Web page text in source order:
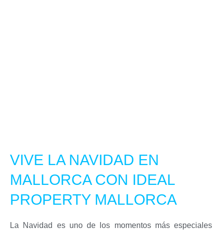
VIVE LA NAVIDAD EN
MALLORCA CON IDEAL
PROPERTY MALLORCA
La Navidad es uno de los momentos más especiales